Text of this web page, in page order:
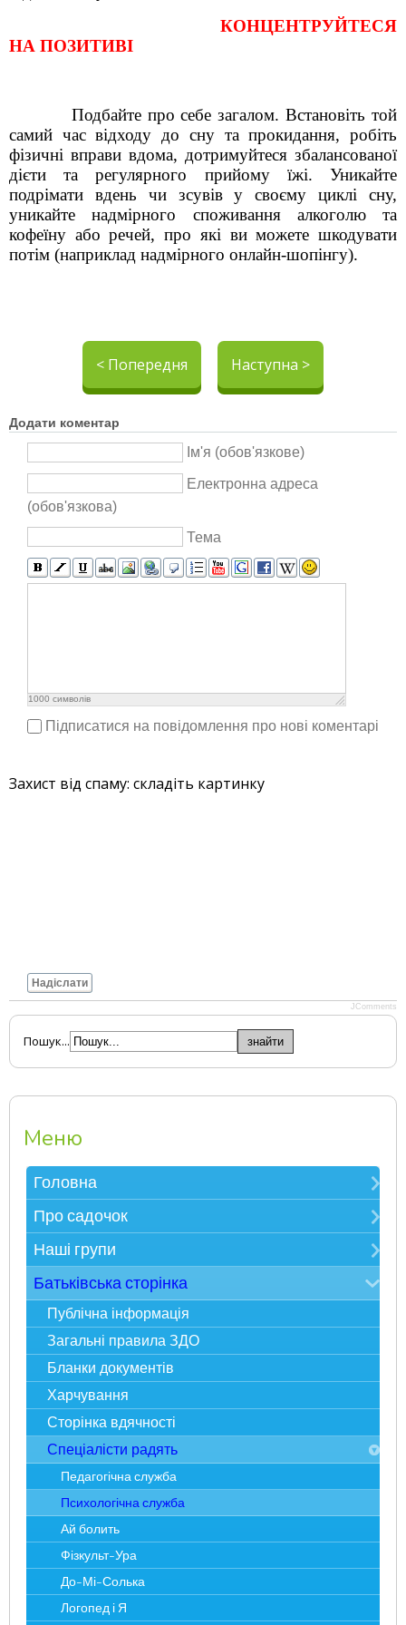
КОНЦЕНТРУЙТЕСЯ
НА ПОЗИТИВІ
Подбайте про себе загалом. Встановіть той
самий час відходу до сну та прокидання, робіть
фізичні вправи вдома, дотримуйтеся збалансованої
дієти та регулярного прийому їжі. Уникайте
подрімати вдень чи зсувів у своєму циклі сну,
уникайте надмірного споживання алкоголю та
кофеїну або речей, про які ви можете шкодувати
потім (наприклад надмірного онлайн-шопінгу).
< Попередня Наступна >
Додати коментар
Ім'я (обов'язкове)
Електронна адреса
(обов'язкова)
Тема
1000 символів
Підписатися на повідомлення про нові коментарі
Захист від спаму: складіть картинку
Надіслати
JComments
Пошук...
Меню
Головна
Зверніть увагу
Електронна реєстрація в ЗДО
Карта сайту
Про садочок
Контакти
Про нас
Фотоекскурсія
Адміністрація
Спеціалісти
Наше життя
Статті у ЗМІ
Досягнення і нагороди
Наші групи
Мудрійки
Розумники
Всезнайки
Несумуйки
Пустунчики
Фантазерики
Цікавинки
Батьківська сторінка
Публічна інформація
Загальні правила ЗДО
Бланки документів
Харчування
Сторінка вдячності
Спеціалісти радять
Педагогічна служба
Психологічна служба
Ай болить
Фізкульт-Ура
До-Мі-Солька
Логопед і Я